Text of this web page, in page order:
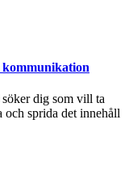
kommunikation
dig som vill ta
och sprida det innehåll